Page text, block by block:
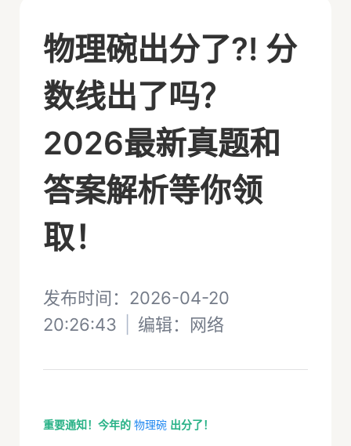
物理碗出分了?! 分
数线出了吗？
2026最新真题和
答案解析等你领
取！
发布时间：2026-04-20
20:26:43
编辑： 网络
重要通知！今年的 物理碗 出分了！